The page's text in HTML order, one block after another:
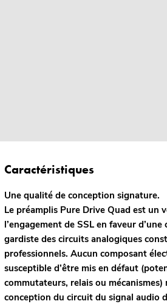
Caractéristiques
Une qualité de conception signature.
Le préamplis Pure Drive Quad est un
l’engagement de SSL en faveur
gardiste des circuits analogiques
professionnels. Aucun composant
susceptible d’être mis en défaut
commutateurs, relais ou mécanismes)
conception du circuit du signal audio